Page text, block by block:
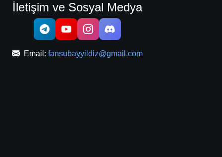
İletişim ve Sosyal Medya
Email: fansubayyildiz@gmail.com